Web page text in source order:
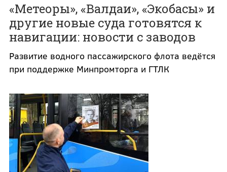
«Метеоры», «Валдаи», «Экобасы» и
другие новые суда готовятся к
навигации: новости с заводов
Развитие водного пассажирского флота ведётся
при поддержке Минпромторга и ГТЛК